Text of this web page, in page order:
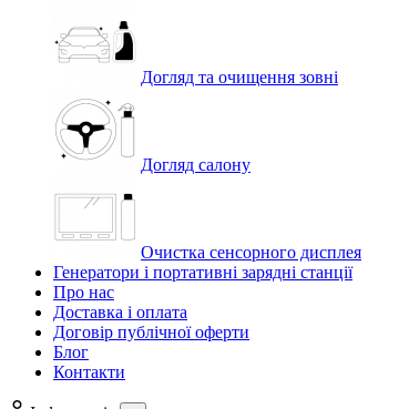
Догляд та очищення зовні
Догляд салону
Очистка сенсорного дисплея
Генератори і портативні зарядні станції
Про нас
Доставка і оплата
Договір публічної оферти
Блог
Контакти